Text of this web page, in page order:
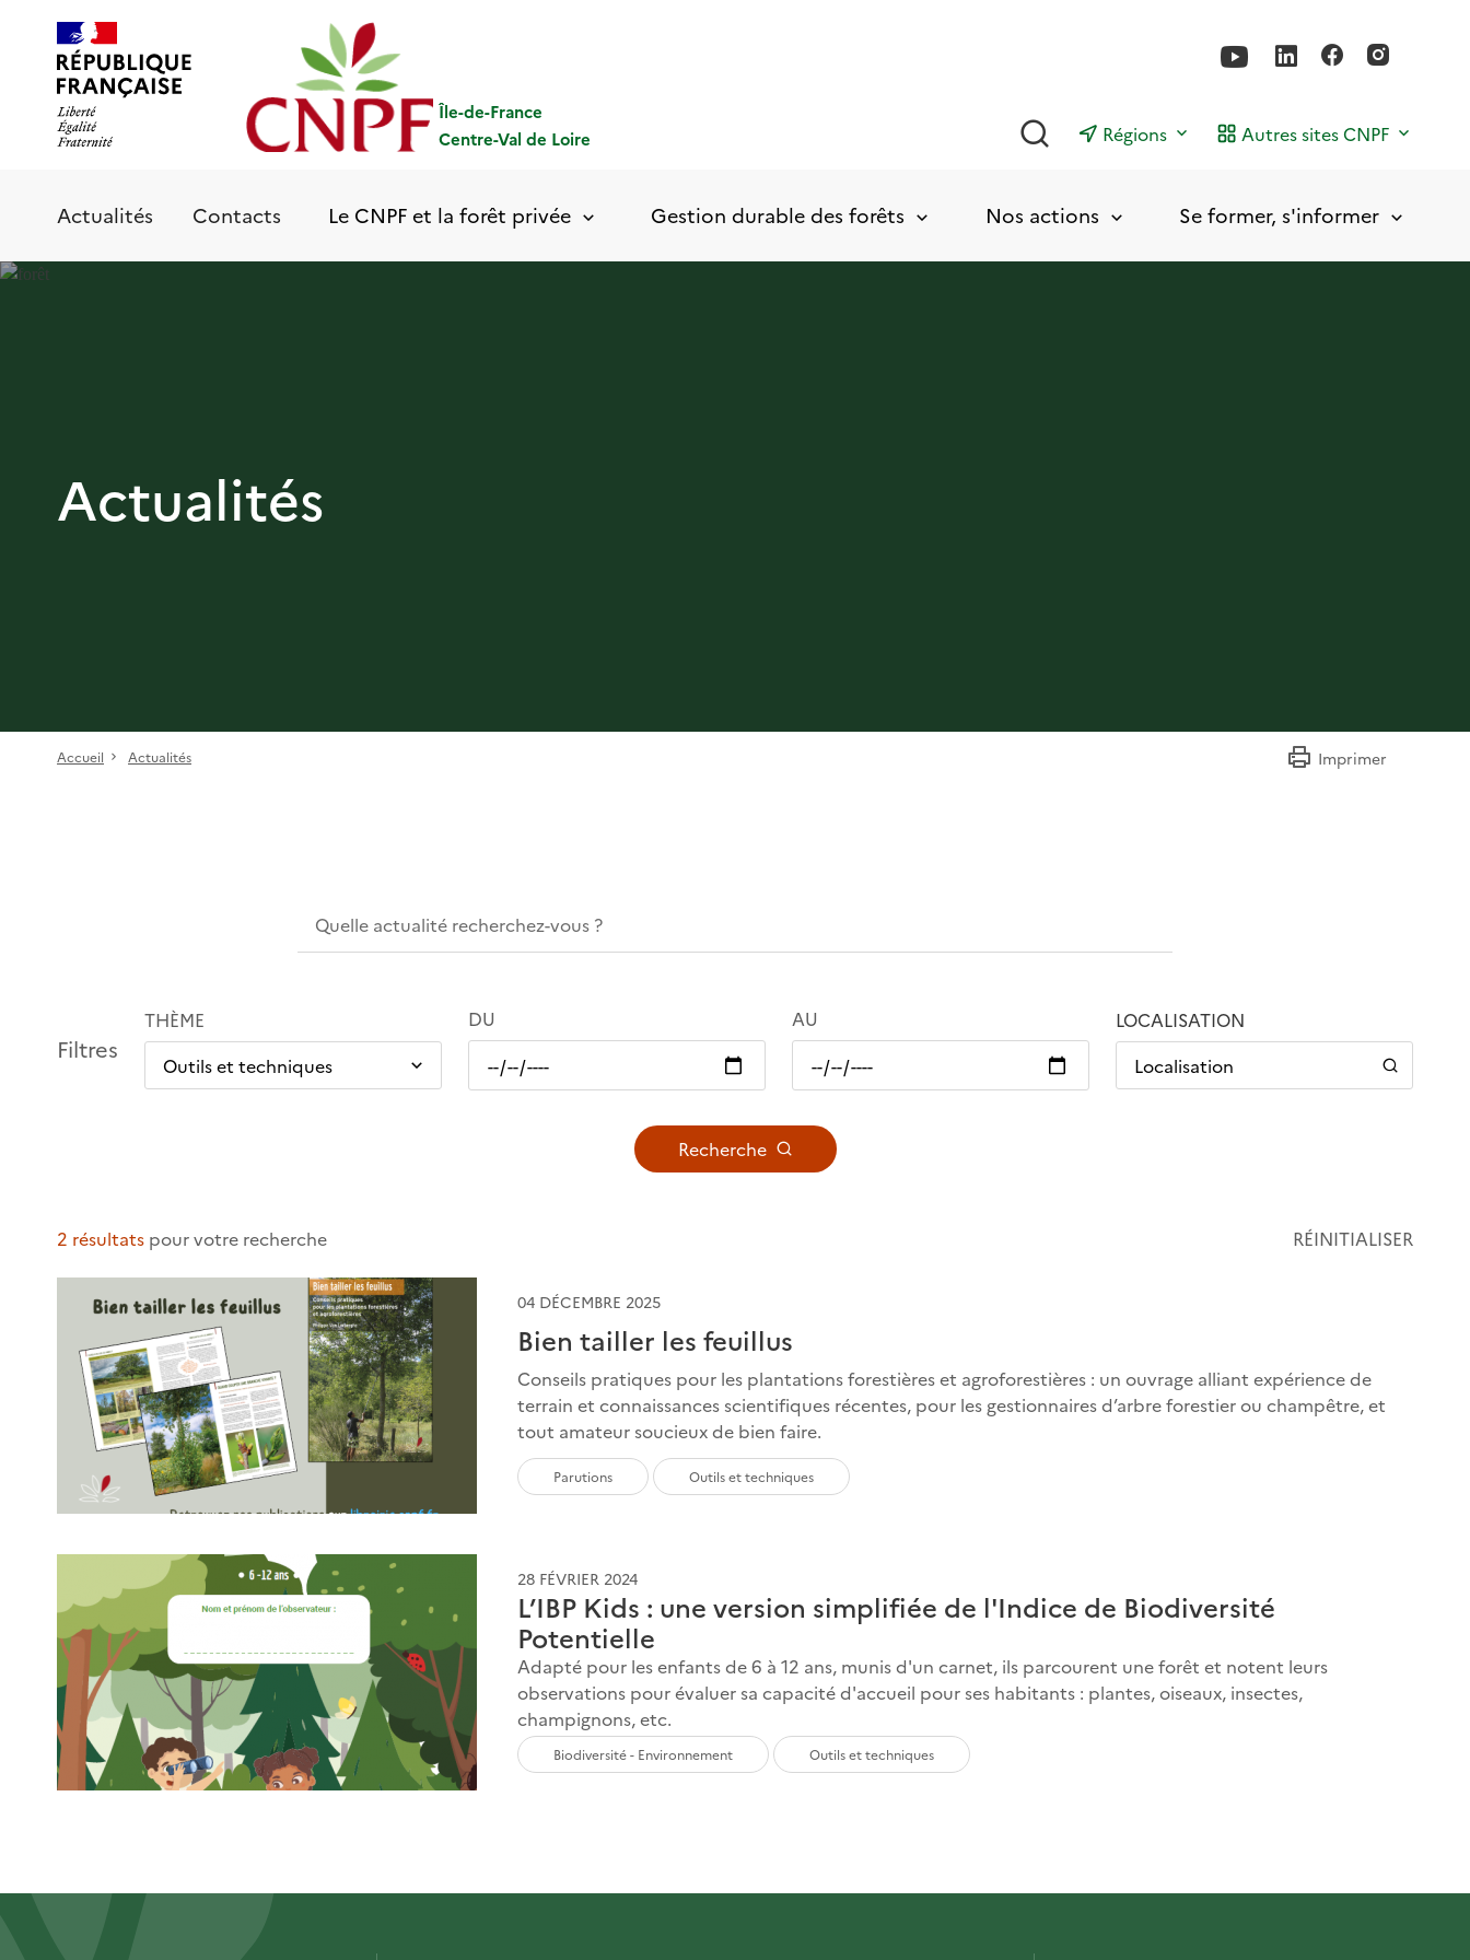
contenu
principal
Île-de-France
Centre-Val de Loire
Rechercher
Régions Autres sites CNPF
Actualités Contacts Le CNPF et la forêt privée Gestion durable des forêts Nos actions Se former, s'informer
Actualités
Accueil Actualités Imprimer
Filtres
THÈME DU AU
LOCALISATION
Localisation
Recherche
2 résultats pour votre recherche RÉINITIALISER
04 DÉCEMBRE 2025
Bien tailler les feuillus
Conseils pratiques pour les plantations forestières et agroforestières : un ouvrage alliant expérience de
terrain et connaissances scientifiques récentes, pour les gestionnaires d’arbre forestier ou champêtre, et
tout amateur soucieux de bien faire.
Parutions Outils et techniques
28 FÉVRIER 2024
L’IBP Kids : une version simplifiée de l'Indice de Biodiversité
Potentielle
Adapté pour les enfants de 6 à 12 ans, munis d'un carnet, ils parcourent une forêt et notent leurs
observations pour évaluer sa capacité d'accueil pour ses habitants : plantes, oiseaux, insectes,
champignons, etc.
Biodiversité - Environnement Outils et techniques